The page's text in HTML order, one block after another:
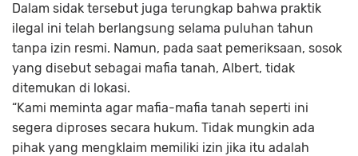
Dalam sidak tersebut juga terungkap bahwa praktik
ilegal ini telah berlangsung selama puluhan tahun
tanpa izin resmi. Namun, pada saat pemeriksaan, sosok
yang disebut sebagai mafia tanah, Albert, tidak
ditemukan di lokasi.
“Kami meminta agar mafia-mafia tanah seperti ini
segera diproses secara hukum. Tidak mungkin ada
pihak yang mengklaim memiliki izin jika itu adalah